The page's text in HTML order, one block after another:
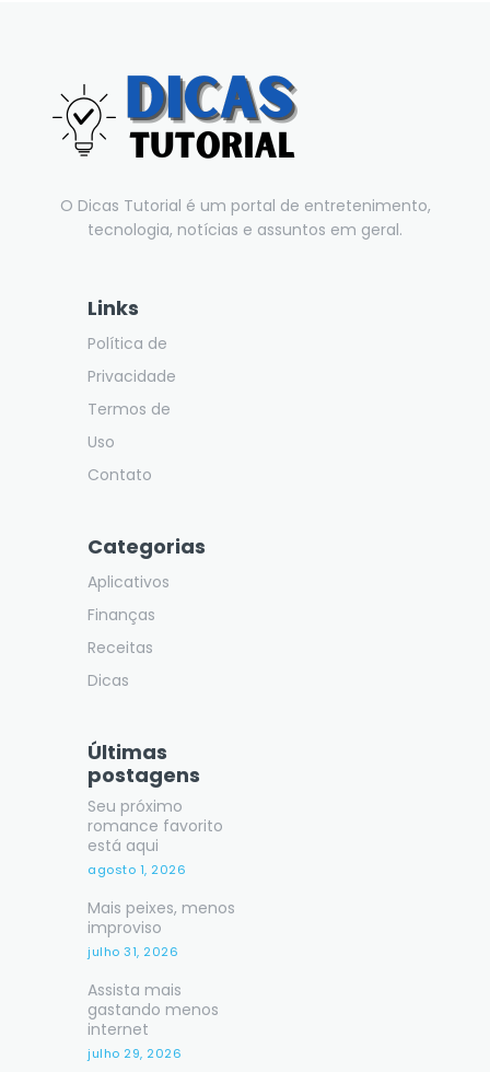
O Dicas Tutorial é um portal de entretenimento,
tecnologia, notícias e assuntos em geral.
Links
Política de
Privacidade
Termos de
Uso
Contato
Categorias
Aplicativos
Finanças
Receitas
Dicas
Últimas
postagens
Seu próximo
romance favorito
está aqui
agosto 1, 2026
Mais peixes, menos
improviso
julho 31, 2026
Assista mais
gastando menos
internet
julho 29, 2026